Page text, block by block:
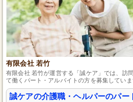
有限会社 若竹
有限会社 若竹が運営する「誠ケア」では、訪
て働くパート・アルバイトの方を募集してい
気と優しさを重視します。あなたの助けが必
い、共に支えるやりがいを感じませんか？ぜ
誠ケアの介護職・ヘルパーのパー